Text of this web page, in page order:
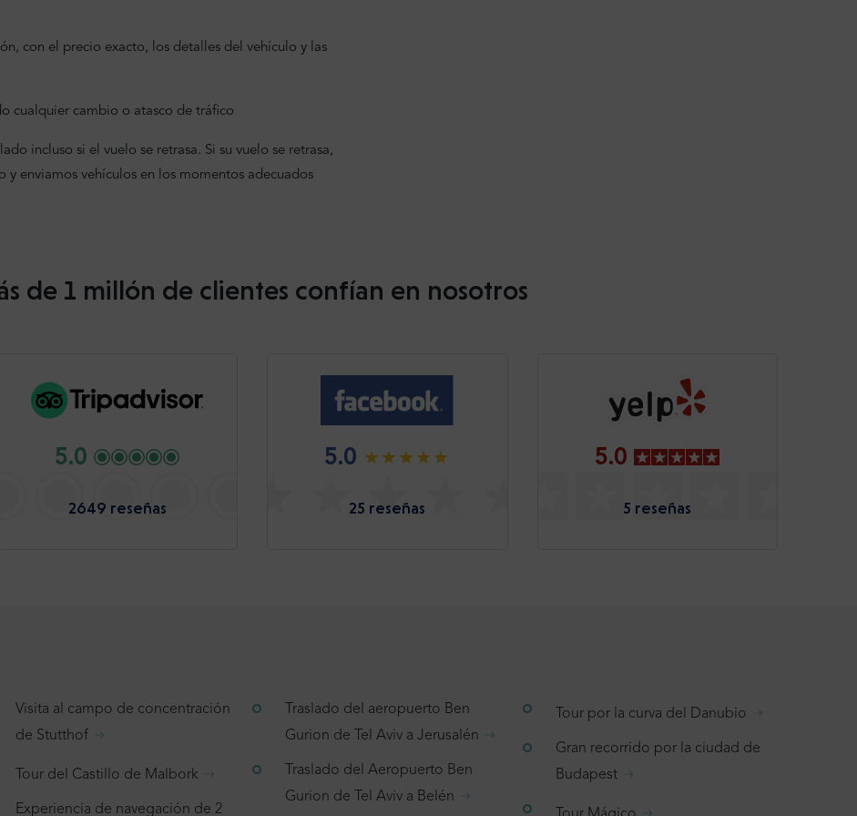
con el precio exacto, los detalles del vehículo y las
cualquier cambio o atasco de tráfico
incluso si el vuelo se retrasa. Si su vuelo se retrasa,
enviamos vehículos en los momentos adecuados
de 1 millón de clientes confían en nosotros
5.0
2649 reseñas
5.0
25 reseñas
5.0
5 reseñas
Visita al campo de concentración
de Stutthof
Tour del Castillo de Malbork
Experiencia de navegación de 2
Traslado del aeropuerto Ben
Gurion de Tel Aviv a Jerusalén
Traslado del Aeropuerto Ben
Gurion de Tel Aviv a Belén
Tour por la curva del Danubio
Gran recorrido por la ciudad de
Budapest